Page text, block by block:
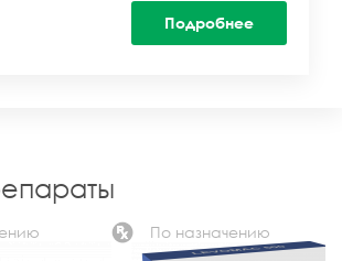
Подробнее
По назначению